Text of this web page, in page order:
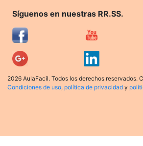
Síguenos en nuestras RR.SS.
2026 AulaFacil. Todos los derechos reservados.
Condiciones de uso, política de privacidad y